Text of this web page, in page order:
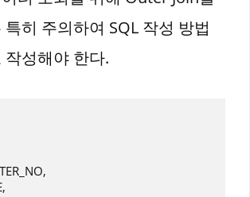
히 주의하여 SQL 작성 방법
작성해야 한다.